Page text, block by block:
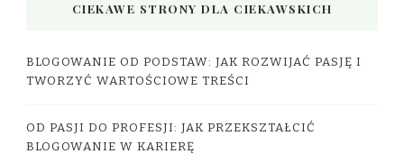
CIEKAWE STRONY DLA CIEKAWSKICH
BLOGOWANIE OD PODSTAW: JAK ROZWIJAĆ PASJĘ I
TWORZYĆ WARTOŚCIOWE TREŚCI
OD PASJI DO PROFESJI: JAK PRZEKSZTAŁCIĆ
BLOGOWANIE W KARIERĘ